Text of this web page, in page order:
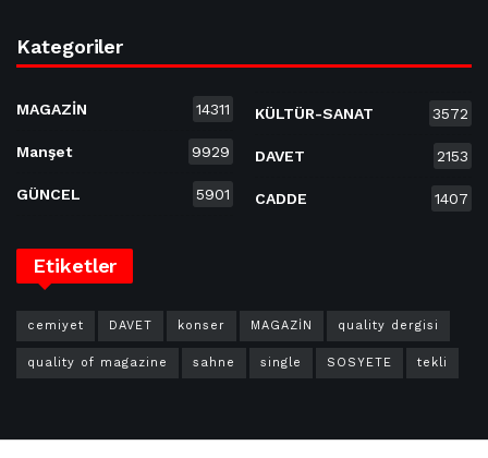
Kategoriler
MAGAZİN 14311
Manşet 9929
GÜNCEL 5901
KÜLTÜR-SANAT 3572
DAVET 2153
CADDE 1407
Etiketler
cemiyet DAVET konser MAGAZİN quality dergisi
quality of magazine sahne single SOSYETE tekli